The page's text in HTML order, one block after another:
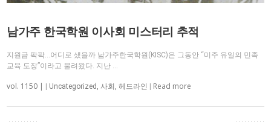
남가주 한국학원 이사회 미스터리 추적
지원금 팍팍…어디로 샜을까 남가주한국학원(KISC)은 그동안 “미주 유일의 민족
교육 도장”이라고 불려왔다. 지난 …
vol. 1150 | | Uncategorized 사회 ,헤드라인 | Read more